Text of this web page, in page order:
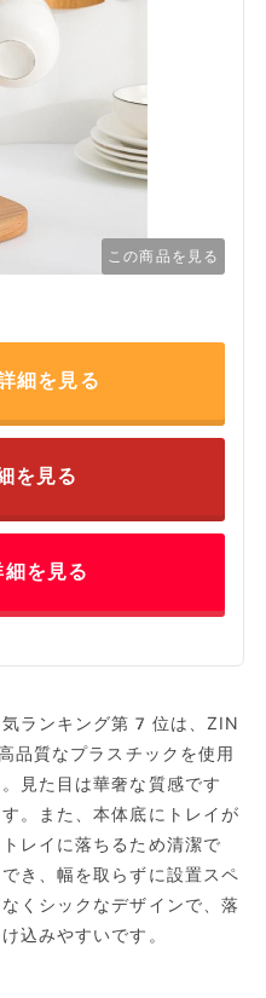
この商品を見る
細を見る
を見る
を見る
気ランキング第7位は、ZIN
品質なプラスチックを使用
見た目は華奢な質感です
。また、本体底にトレイが
レイに落ちるため清潔で
き、幅を取らずに設置スペ
くシックなデザインで、落
込みやすいです。